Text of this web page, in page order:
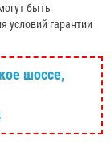
быть
условий гарантии
шоссе,